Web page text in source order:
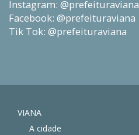
Instagram: @prefeituraviana
Facebook: @prefeituraviana
Tik Tok: @prefeituraviana
VIANA
A cidade